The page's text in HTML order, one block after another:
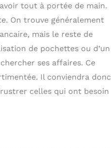
tout à portée de main.
On trouve généralement
mais le reste de
de pochettes ou d’un
ses affaires. Ce
Il conviendra donc
celles qui ont besoin